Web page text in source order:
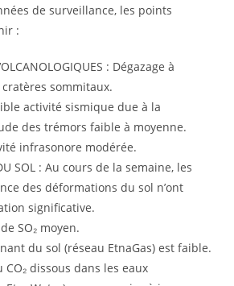
de surveillance, les points
:
: Dégazage à
sommitaux.
activité sismique due à la
des trémors faible à moyenne.
infrasonore modérée.
SOL : Au cours de la semaine, les
des déformations du sol n’ont
significative.
SO₂ moyen.
du sol (réseau EtnaGas) est faible.
dissous dans les eaux